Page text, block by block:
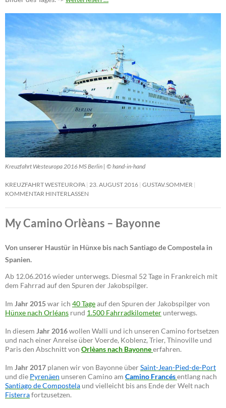
Kreuzfahrt Westeuropa 2016 MS Berlin | © hand-in-hand
KREUZFAHRT WESTEUROPA 23. AUGUST 2016 GUSTAV.SOMMER
KOMMENTAR HINTERLASSEN
My Camino Orlèans – Bayonne
Von unserer Haustür in Hünxe bis nach Santiago de Compostela in
Spanien.
Ab 12.06.2016 wieder unterwegs. Diesmal 52 Tage in Frankreich mit
dem Fahrrad auf den Spuren der Jakobspilger.
Im Jahr 2015war ich 40 Tageauf den Spuren der Jakobspilger von
Hünxe nach Orléans rund 1.500 Fahrradkilometer unterwegs.
In diesem Jahr 2016wollen Walli und ich unseren Camino fortsetzen
und nach einer Anreise über Voerde, Koblenz, Trier, Thinoville und
Paris den Abschnitt von Orlèans nach Bayonneerfahren.
Im Jahr 2017 planen wir von Bayonne überSaint-Jean-Pied-de-Port
und die Pyrenäen unseren Camino am Camino Francésentlang nach
Santiago de Compostela und vielleicht bis ans Ende der Welt nach
Fisterrafortzusetzen.